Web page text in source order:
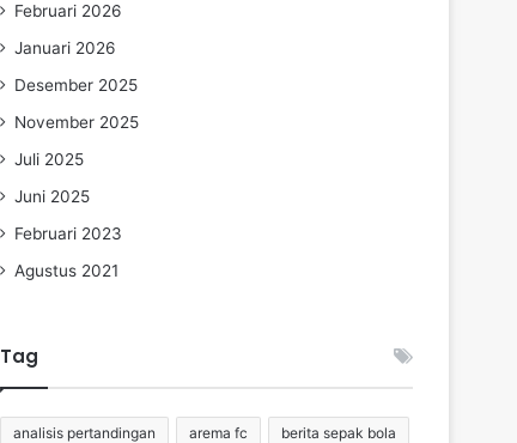
Februari 2026
Januari 2026
Desember 2025
November 2025
Juli 2025
Juni 2025
Februari 2023
Agustus 2021
Tag
analisis pertandingan arema fc berita sepak bola